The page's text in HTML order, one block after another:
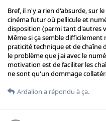
Bref, il n'y a rien d'absurde, sur
cinéma futur où pellicule et
disposition (parmi tant d'autres
Même si ça semble difficilement
praticité technique et de chaîne
le problème que j'ai avec le
motivation est de faciliter les
ne sont qu'un dommage
Ardalion a répondu à ça.